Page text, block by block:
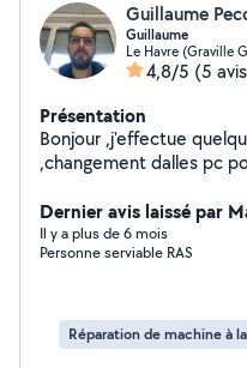
Guillaume
Guillaume
Le Havre (Graville
4,8/5 (5
Présentation
Bonjour ,j'effectue
,changement dalles pc
Dernier avis laissé par
Il y a plus de 6 mois
Personne serviable RAS
Réparation de machine à